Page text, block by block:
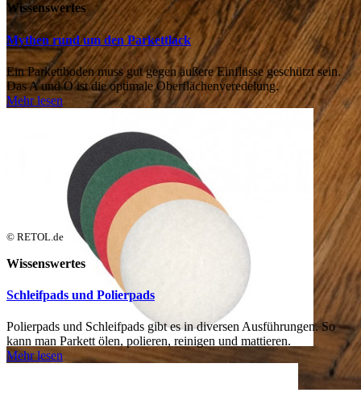
Wissenswertes
Mythen rund um den Parkettlack
Ein Parkettboden muss gut gegen äußere Einflüsse geschützt sein.
Das A und O ist die optimale Oberflächenveredelung.
Mehr lesen
© RETOL.de
Wissenswertes
Schleifpads und Polierpads
Polierpads und Schleifpads gibt es in diversen Ausführungen. So
kann man Parkett ölen, polieren, reinigen und mattieren.
Mehr lesen